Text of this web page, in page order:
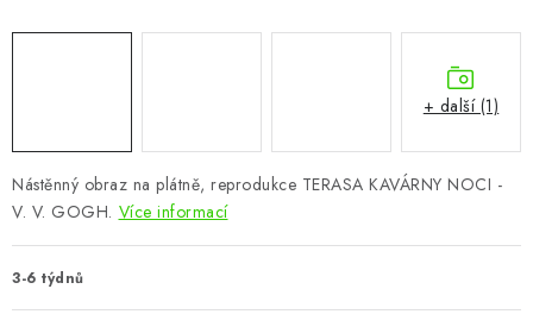
Vše o nákupu Info
Reklamace a odstoupení od smlouvy
Kontakty
Bonusový program NBM+
Nástěnný obraz na plátně, reprodukce TERASA KAVÁRNY NOCI -
V. V. GOGH. Více informací
3-6 týdnů
+ další (1)